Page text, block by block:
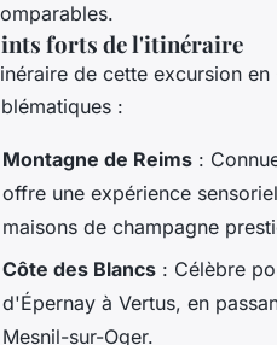
forts de l'itinéraire
de cette excursion
:
Montagne de Reims :
offre une expérience
maisons de champagne
Côte des Blancs : Célèbre
d'Épernay à Vertus, en
Mesnil-sur-Oger.